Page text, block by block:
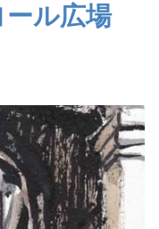
ル広場